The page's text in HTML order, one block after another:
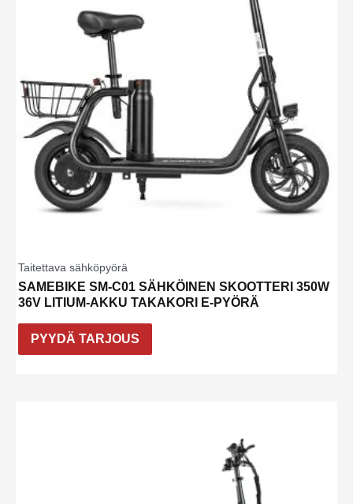
Taitettava sähköpyörä
SAMEBIKE SM-C01 SÄHKÖINEN SKOOTTERI 350W
36V LITIUM-AKKU TAKAKORI E-PYÖRÄ
PYYDÄ TARJOUS